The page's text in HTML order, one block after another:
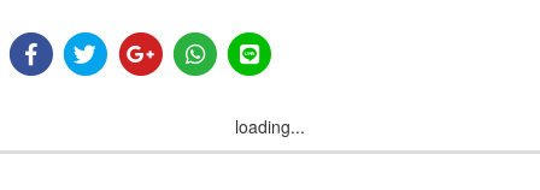
loading...